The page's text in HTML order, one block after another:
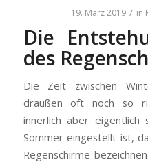
19. März 2019 / in
Die
des
Die Zeit zwischen
draußen oft noch so
innerlich aber eigentlich
Sommer eingestellt ist,
Regenschirme